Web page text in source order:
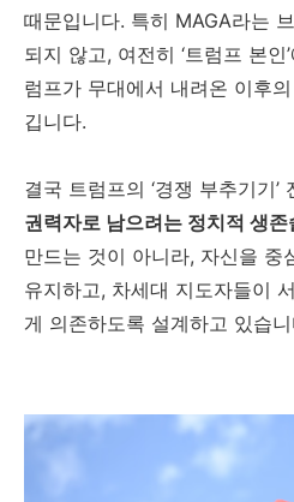
때문입니다. 특히 MAGA라는
되지 않고, 여전히 ‘트럼프 본
럼프가 무대에서 내려온 이후
깁니다.
결국 트럼프의 ‘경쟁 부추기기’
권력자로 남으려는 정치적 생존
만드는 것이 아니라, 자신을 중
유지하고, 차세대 지도자들이
게 의존하도록 설계하고 있습